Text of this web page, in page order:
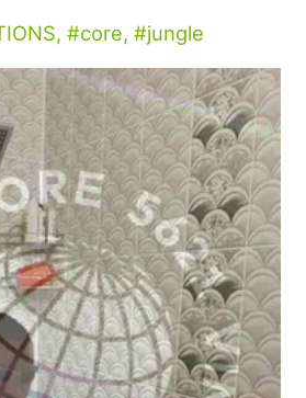
, core, jungle